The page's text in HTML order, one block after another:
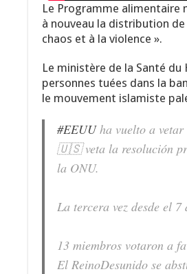
Le Programme alimentaire
à nouveau la distribution de
chaos et à la violence ».
Le ministère de la Santé du
personnes tuées dans la
le mouvement islamiste
#EEUUha vuelto a vetar
🇺🇸 veta la resolución
la ONU.
La tercera vez desde el
13 miembros votaron a
El ReinoDesunido se